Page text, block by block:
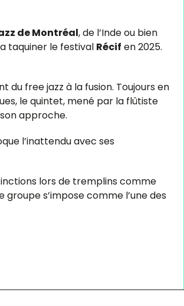
de Montréal, de l’Inde ou bien
taquiner le festival Récif en 2025.
du free jazz à la fusion. Toujours en
le quintet, mené par la flûtiste
approche.
l’inattendu avec ses
lors de tremplins comme
groupe s’impose comme l’une des